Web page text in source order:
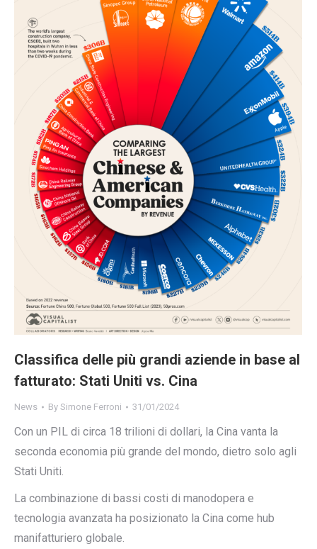
Classifica delle più grandi aziende in base al
fatturato: Stati Uniti vs. Cina
News By Simone Ferroni 31/01/2024
Con un PIL di circa 18 trilioni di dollari, la Cina vanta la
seconda economia più grande del mondo, dietro solo agli
Stati Uniti.
La combinazione di bassi costi di manodopera e
tecnologia avanzata ha posizionato la Cina come hub
manifatturiero globale.